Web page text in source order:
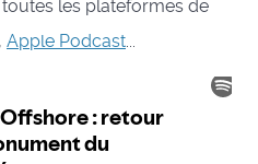
les plateformes de
Apple Podcast...